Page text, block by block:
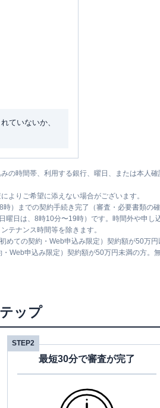
ていないか、
の時間帯、利用する銀行、曜日、または本人
よりご希望に添えない場合がございます。
）までの契約手続き完了（審査・必要書類の
日は、8時10分〜19時）です。時間外や申し
テナンス時間等を除きます。
めての契約・Web申込み限定）契約額が50万
Web申込み限定）契約額が50万円未満の方。
ップ
STEP2
最短30分で審査が完了